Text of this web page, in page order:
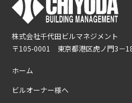
株式会社千代田ビルマネジメント
〒105-0001 東京都港区虎ノ門3－
ホーム
ビルオーナー様へ